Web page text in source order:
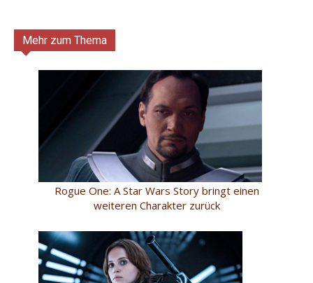
Mehr zum Thema
Rogue One: A Star Wars Story bringt einen
weiteren Charakter zurück